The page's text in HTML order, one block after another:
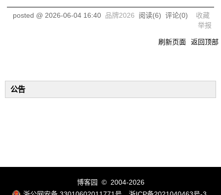
posted @ 2026-06-04 16:40 品牌2026 阅读(6) 评论(0) 收藏
举报
刷新页面 返回顶部
公告
博客园
© 2004-2026